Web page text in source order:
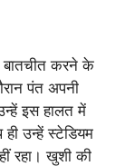
बातचीत करने के
पंत अपनी
इस हालत में
उन्हें स्टेडियम
रहा। खुशी की